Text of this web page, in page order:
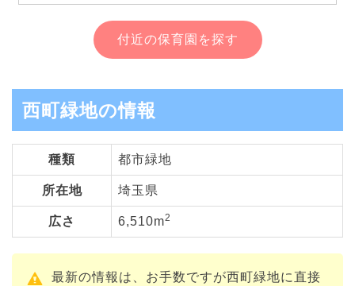
付近の保育園を探す
西町緑地の情報
種類 都市緑地
所在地 埼玉県
広さ 6,510m2
最新の情報は、お手数ですが西町緑地に直接